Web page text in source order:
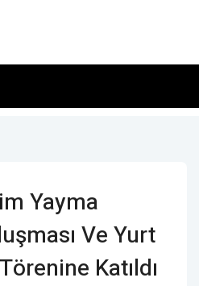
Yayma
Ve Yurt
Katıldı